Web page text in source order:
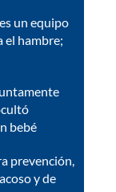
un equipo
el hambre;
bebé
prevención,
y de